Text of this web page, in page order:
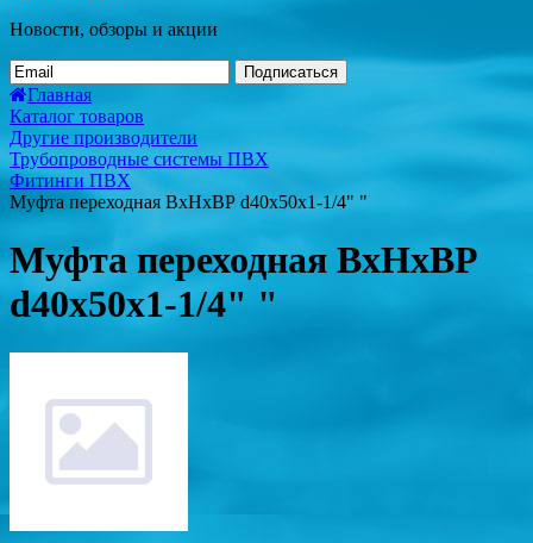
Новости, обзоры и акции
Подписаться
Главная
Каталог товаров
Другие производители
Трубопроводные системы ПВХ
Фитинги ПВХ
Муфта переходная ВхНхВР d40x50x1-1/4" "
Муфта переходная ВхНхВР
d40x50x1-1/4" "